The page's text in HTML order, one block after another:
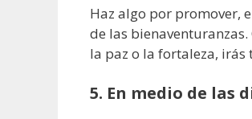
Haz algo por promover,
de las
la paz o la fortaleza,
5. En medio de las